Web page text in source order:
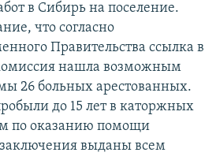
в Сибирь на поселение.
что согласно
Правительства ссылка в
нашла возможным
26 больных арестованных.
до 15 лет в каторжных
по оказанию помощи
выданы всем